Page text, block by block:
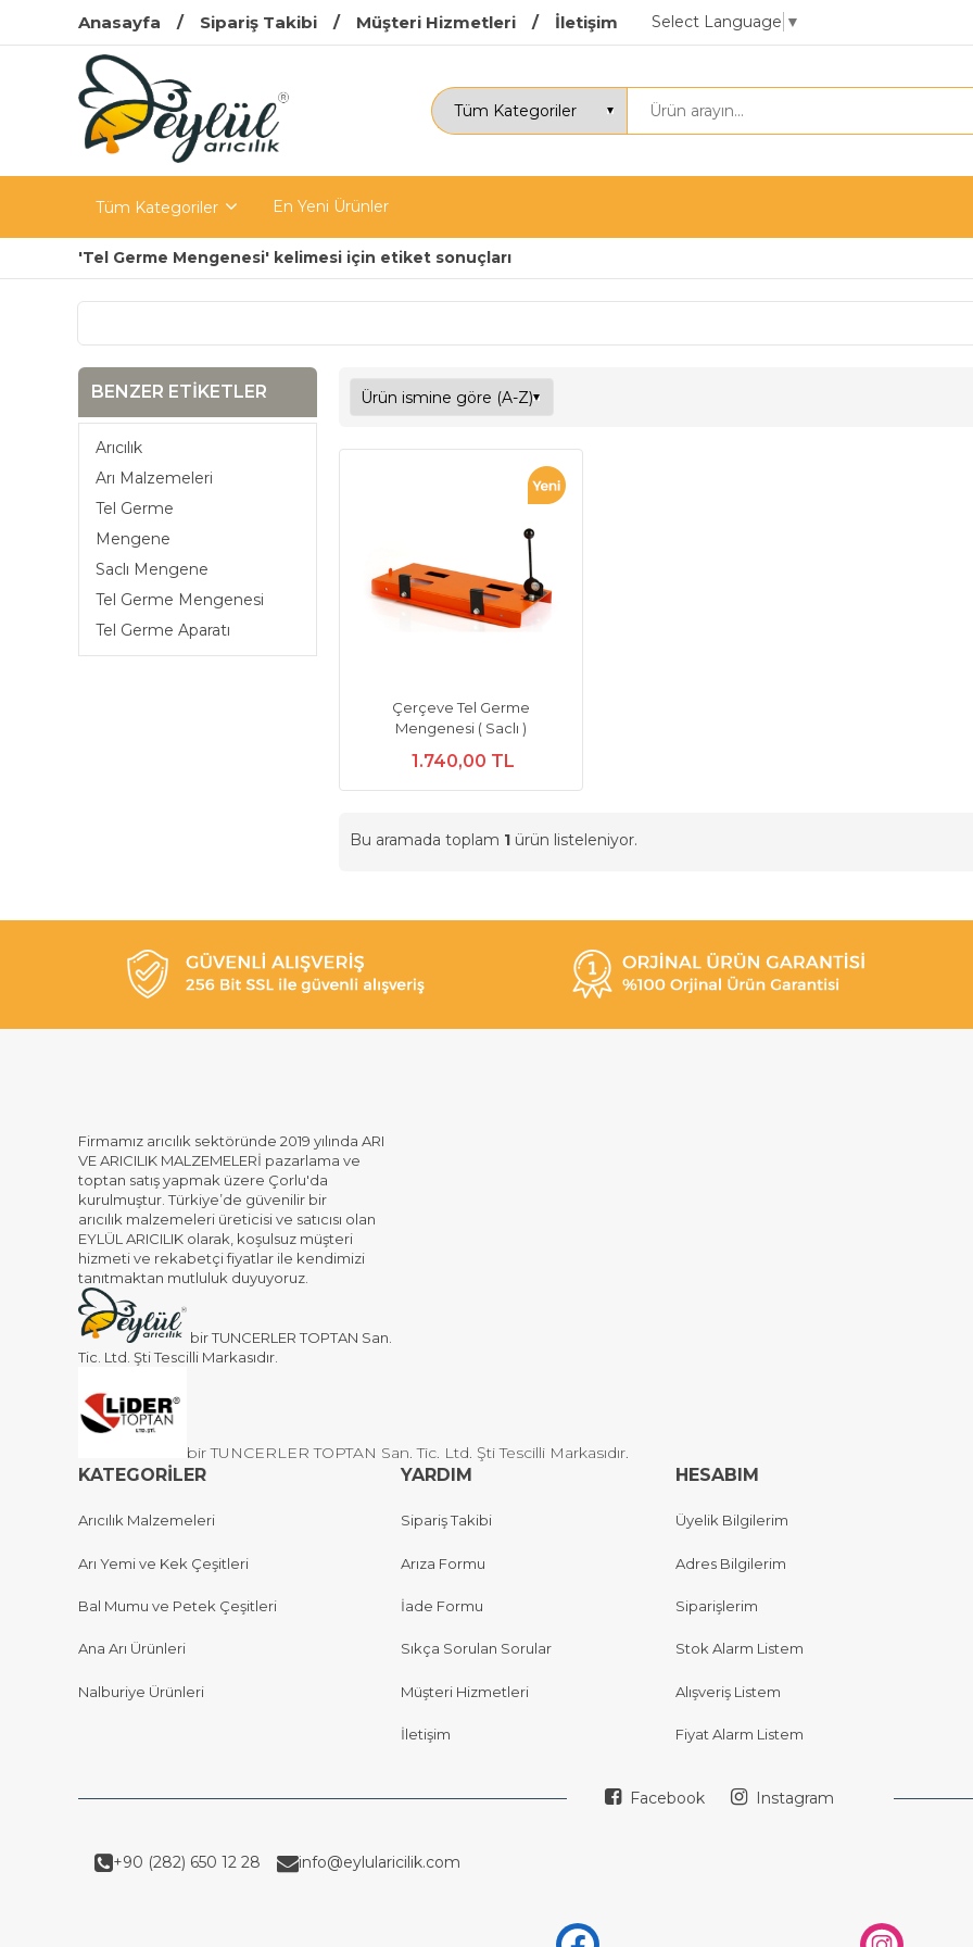
Anasayfa Sipariş Takibi Müşteri Hizmetleri İletişim Select Language ▼
Tüm Kategoriler En Yeni Ürünler
'Tel Germe Mengenesi' kelimesi için etiket sonuçları
BENZER ETIKETLER
Arıcılık
Arı Malzemeleri
Tel Germe
Mengene
Saclı Mengene
Tel Germe Mengenesi
Tel Germe Aparatı
Çerçeve Tel Germe
Mengenesi ( Saclı )
1.740,00 TL
Bu aramada toplam 1 ürün listeleniyor.
Firmamız arıcılık sektöründe 2019 yılında ARI
VE ARICILIK MALZEMELERİ pazarlama ve
toptan satış yapmak üzere Çorlu'da
kurulmuştur. Türkiye’de güvenilir bir
arıcılık malzemeleri üreticisi ve satıcısı olan
EYLÜL ARICILIK olarak, koşulsuz müşteri
hizmeti ve rekabetçi fiyatlar ile kendimizi
tanıtmaktan mutluluk duyuyoruz.
bir TUNCERLER TOPTAN San.
Tic. Ltd. Şti Tescilli Markasıdır.
bir TUNCERLER TOPTAN San. Tic. Ltd. Şti Tescilli Markasıdır.
KATEGORİLER
Arıcılık Malzemeleri
Arı Yemi ve Kek Çeşitleri
Bal Mumu ve Petek Çeşitleri
Ana Arı Ürünleri
Nalburiye Ürünleri
YARDIM
Sipariş Takibi
Arıza Formu
İade Formu
Sıkça Sorulan Sorular
Müşteri Hizmetleri
İletişim
HESABIM
Üyelik Bilgilerim
Adres Bilgilerim
Siparişlerim
Stok Alarm Listem
Alışveriş Listem
Fiyat Alarm Listem
Facebook Instagram
+90 (282) 650 12 28 info@eylularicilik.com